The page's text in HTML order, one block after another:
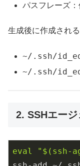
パスフレーズ：
生成後に作成される
~/.ssh/
~/.ssh/
2. SSHエー
eval " $(ssh-